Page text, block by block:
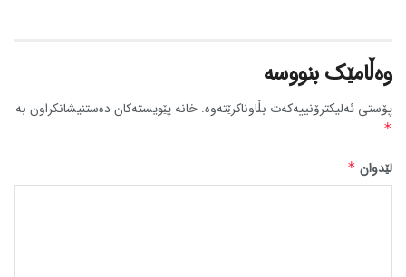
وەڵامێک بنووسە
پۆستی ئەلیکترۆنییەکەت بڵاوناکرێتەوە. خانە پێویستەکان دەستنیشانکراون بە
*
لێدوان *